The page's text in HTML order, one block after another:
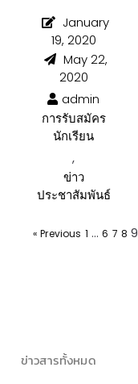
January
19, 2020
May 22,
2020
admin
การรับสมัคร
นักเรียน
,
ข่าว
ประชาสัมพันธ์
« Previous 1 … 6 7 8 9
ข่าวสารทั้งหมด